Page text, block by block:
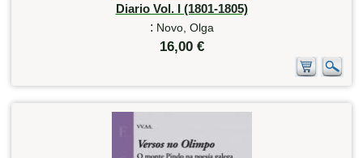
Diario Vol. I (1801-1805)
: Novo, Olga
16,00 €